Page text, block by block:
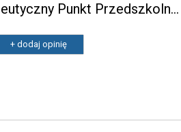
Niepubliczny Terapeutyczny Punkt Przedszkolny Zuzia
+ dodaj opinię